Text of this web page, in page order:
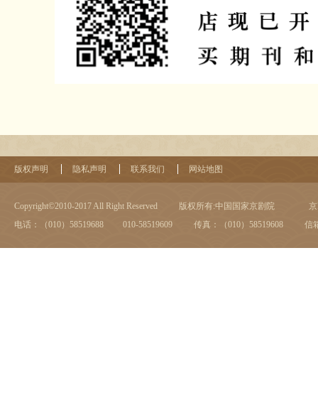
版权声明 隐私声明 联系我们 网站地图
Copyright©2010-2017 All Right Reserved 版权所有:中国国家京剧院
电话：（010）58519688 010-58519609
传真：（010）58519608 信